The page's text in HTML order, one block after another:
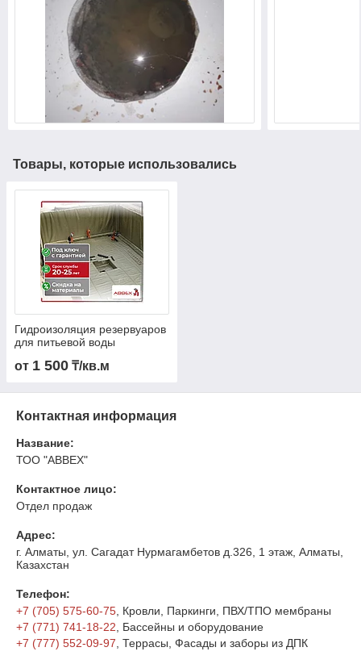
Товары, которые использовались
Гидроизоляция резервуаров
для питьевой воды
от 1 500 ₸/кв.м
Контактная информация
Название:
ТОО "ABBEX"
Контактное лицо:
Отдел продаж
Адрес:
г. Алматы, ул. Сагадат Нурмагамбетов д.326, 1 этаж, Алматы,
Казахстан
Телефон:
+7 (705) 575-60-75 , Кровли, Паркинги, ПВХ/ТПО мембраны
+7 (771) 741-18-22 , Бассейны и оборудование
+7 (777) 552-09-97 , Террасы, Фасады и заборы из ДПК